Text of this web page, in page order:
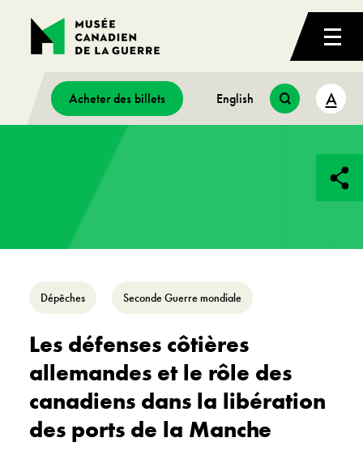
Acheter des billets English A
Dépêches Seconde Guerre mondiale
Les défenses côtières
allemandes et le rôle des
canadiens dans la libération
des ports de la Manche